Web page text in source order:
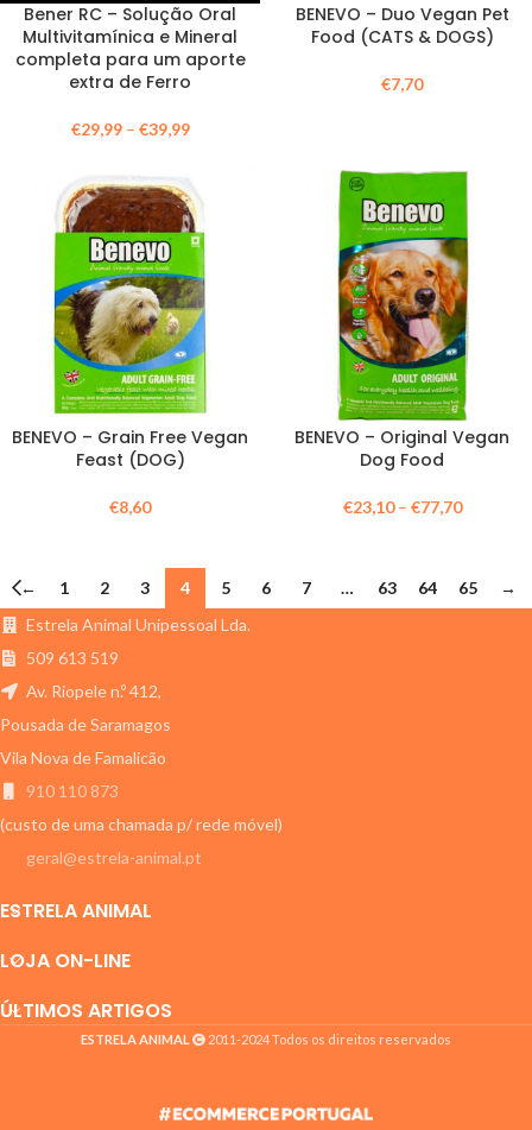
Bener RC – Solução Oral
Multivitamínica e Mineral
completa para um aporte
extra de Ferro
€29,99– €39,99
BENEVO – Duo Vegan Pet
Food (CATS & DOGS)
€7,70
BENEVO – Grain Free Vegan
Feast (DOG)
€8,60
BENEVO – Original Vegan
Dog Food
€23,10– €77,70
← 1 2 3 4 5 6 7 … 63 64 65
→
Estrela Animal Unipessoal Lda.
509 613 519
Av. Riopele n.º 412,
Pousada de Saramagos
Vila Nova de Famalicão
910 110 873
(custo de uma chamada p/ rede móvel)
geral@estrela-animal.pt
ESTRELA ANIMAL
LOJA ON-LINE
ÚLTIMOS ARTIGOS
ESTRELA ANIMAL 2011-2024 Todos os direitos reservados